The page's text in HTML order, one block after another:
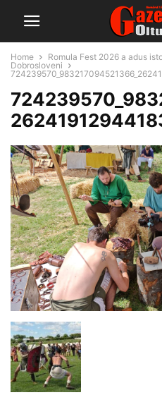
Home
Romula Fest 2026 a adus
Dobrosloveni